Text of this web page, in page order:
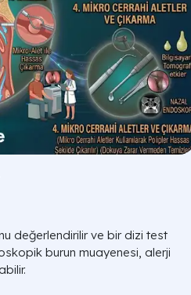
değerlendirilir ve bir dizi test
burun muayenesi, alerji